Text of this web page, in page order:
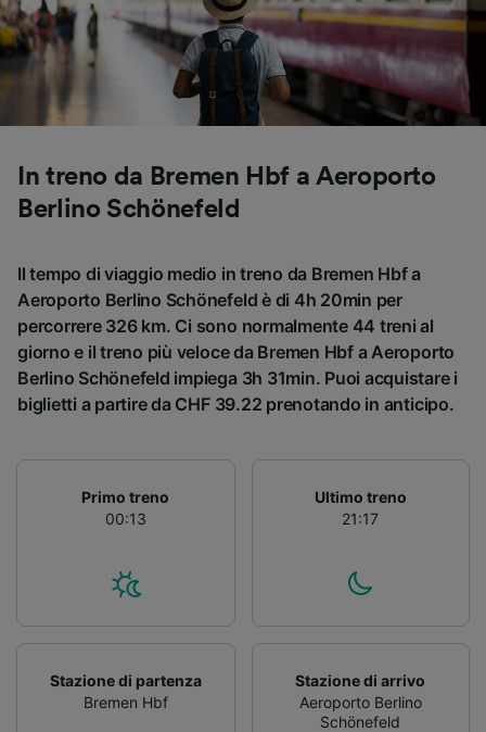
In treno da Bremen Hbf a Aeroporto
Berlino Schönefeld
Il tempo di viaggio medio in treno da Bremen Hbf a
Aeroporto Berlino Schönefeld è di 4h 20min per
percorrere 326 km. Ci sono normalmente 44 treni al
giorno e il treno più veloce da Bremen Hbf a Aeroporto
Berlino Schönefeld impiega 3h 31min. Puoi acquistare i
biglietti a partire da CHF 39.22 prenotando in anticipo.
Primo treno
00:13
Ultimo treno
21:17
Stazione di partenza
Bremen Hbf
Stazione di arrivo
Aeroporto Berlino
Schönefeld
Utilizzare dati di geolocalizzazione precisi.
Scansione attiva delle caratteristiche del
dispositivo ai fini dell’identificazione.
Archiviare informazioni su dispositivo e/o
accedervi. Pubblicità e contenuti
personalizzati, misurazione delle prestazioni
pubblico, sviluppo di servizi.
Elenco dei partner (fornitori)